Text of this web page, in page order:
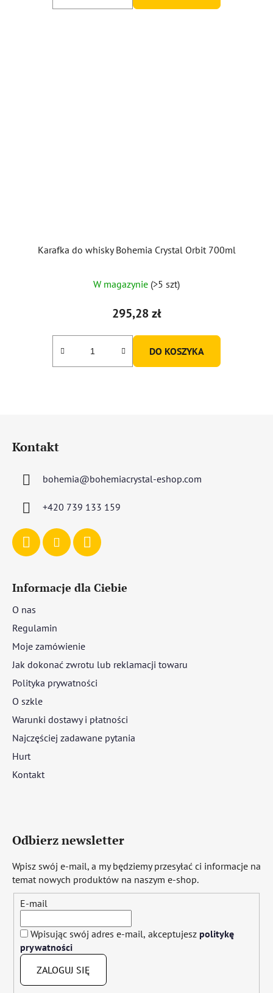
Karafka do whisky Bohemia Crystal Orbit 700ml
W magazynie (>5 szt)
295,28 zł
DO KOSZYKA
Kontakt
bohemia@bohemiacrystal-eshop.com
+420 739 133 159
Informacje dla Ciebie
O nas
Regulamin
Moje zamówienie
Jak dokonać zwrotu lub reklamacji towaru
Polityka prywatności
O szkle
Warunki dostawy i płatności
Najczęściej zadawane pytania
Hurt
Kontakt
Odbierz newsletter
Wpisz swój e-mail, a my będziemy przesyłać ci informacje na
temat nowych produktów na naszym e-shop.
E-mail
Wpisując swój adres e-mail, akceptujesz politykę
prywatności
ZALOGUJ SIĘ